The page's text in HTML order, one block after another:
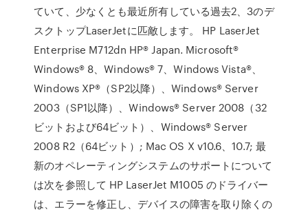
ていて、少なくとも最近所有している過去2、3のデ
スクトップLaserJetに匹敵します。 HP LaserJet
Enterprise M712dn HP® Japan. Microsoft®
Windows® 8、Windows® 7、Windows Vista®、
Windows XP®（SP2以降）、Windows® Server
2003（SP1以降）、Windows® Server 2008（32
ビットおよび64ビット）、Windows® Server
2008 R2（64ビット）; Mac OS X v10.6、10.7; 最
新のオペレーティングシステムのサポートについて
は次を参照して HP LaserJet M1005 のドライバー
は、エラーを修正し、デバイスの障害を取り除くの